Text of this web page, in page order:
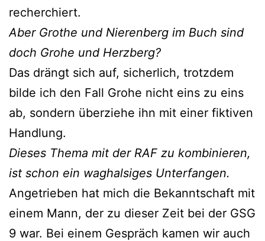
recherchiert.
Aber Grothe und Nierenberg im Buch sind
doch Grohe und Herzberg?
Das drängt sich auf, sicherlich, trotzdem
bilde ich den Fall Grohe nicht eins zu eins
ab, sondern überziehe ihn mit einer fiktiven
Handlung.
Dieses Thema mit der RAF zu kombinieren,
ist schon ein waghalsiges Unterfangen.
Angetrieben hat mich die Bekanntschaft mit
einem Mann, der zu dieser Zeit bei der GSG
9 war. Bei einem Gespräch kamen wir auch